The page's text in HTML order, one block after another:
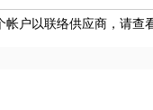
户以联络供应商，请查